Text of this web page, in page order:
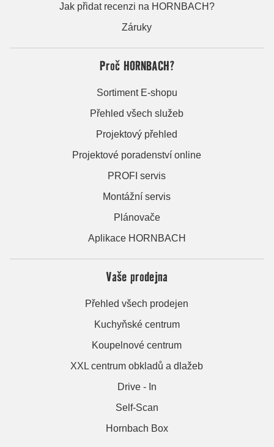
Jak přidat recenzi na HORNBACH?
Záruky
Proč HORNBACH?
Sortiment E-shopu
Přehled všech služeb
Projektový přehled
Projektové poradenství online
PROFI servis
Montážní servis
Plánovače
Aplikace HORNBACH
Vaše prodejna
Přehled všech prodejen
Kuchyňské centrum
Koupelnové centrum
XXL centrum obkladů a dlažeb
Drive - In
Self-Scan
Hornbach Box